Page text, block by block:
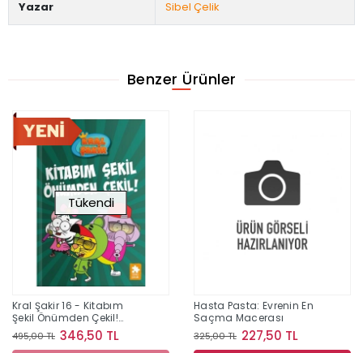
Yazar Sibel Çelik
Benzer Ürünler
Tükendi
Kral Şakir 16 - Kitabım
Şekil Önümden Çekil!
(Ciltli)
495,00 TL 346,50 TL
Hasta Pasta: Evrenin En
Saçma Macerası
325,00 TL 227,50 TL